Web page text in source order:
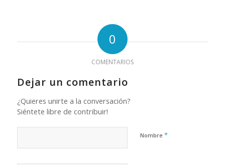
0
COMENTARIOS
Dejar un comentario
¿Quieres unirte a la conversación?
Siéntete libre de contribuir!
Nombre *